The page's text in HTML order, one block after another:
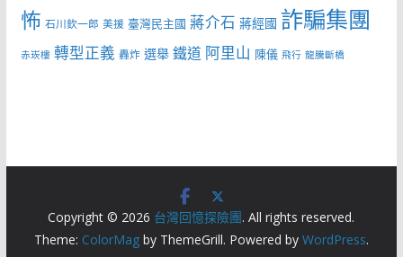
怖 石川欽一郎 美援 臺灣民主國 蔣介石 蔣經國 詐騙集團
赤崁樓 轉型正義 轟炸 選舉 鐵道 阿里山 陳儀 飛行 龍騰斷橋
Copyright © 2026 台灣回憶探險團. All rights reserved.
Theme: ColorMagby ThemeGrill. Powered by WordPress.